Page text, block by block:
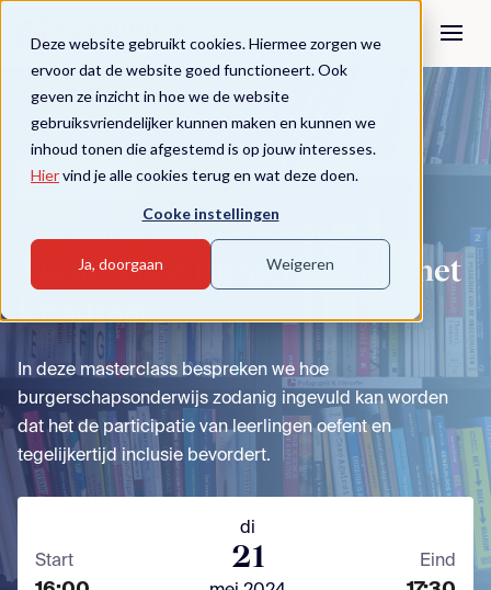
Deze website gebruikt cookies. Hiermee zorgen we
ervoor dat de website goed functioneert. Ook
geven ze inzicht in hoe we de website
gebruiksvriendelijker kunnen maken en kunnen we
inhoud tonen die afgestemd is op jouw interesses.
Hiervind je alle cookies terug en wat deze doen.
Cooke instellingen
Ja, doorgaan Weigeren
Naar agenda
Masterclass
Door prof. dr. Laurence Guérin
Masterclass Burgerschap in het
kwadraat
In deze masterclass bespreken we hoe
burgerschapsonderwijs zodanig ingevuld kan worden
dat het de participatie van leerlingen oefent en
tegelijkertijd inclusie bevordert.
Start
di
21 Eind